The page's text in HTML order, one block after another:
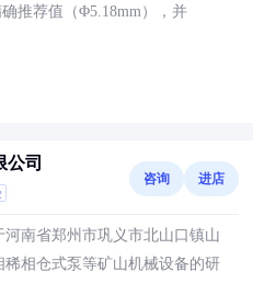
推荐值（Φ5.18mm），并
公司
咨询 进店
南省郑州市巩义市北山口镇山
相仓式泵等矿山机械设备的研